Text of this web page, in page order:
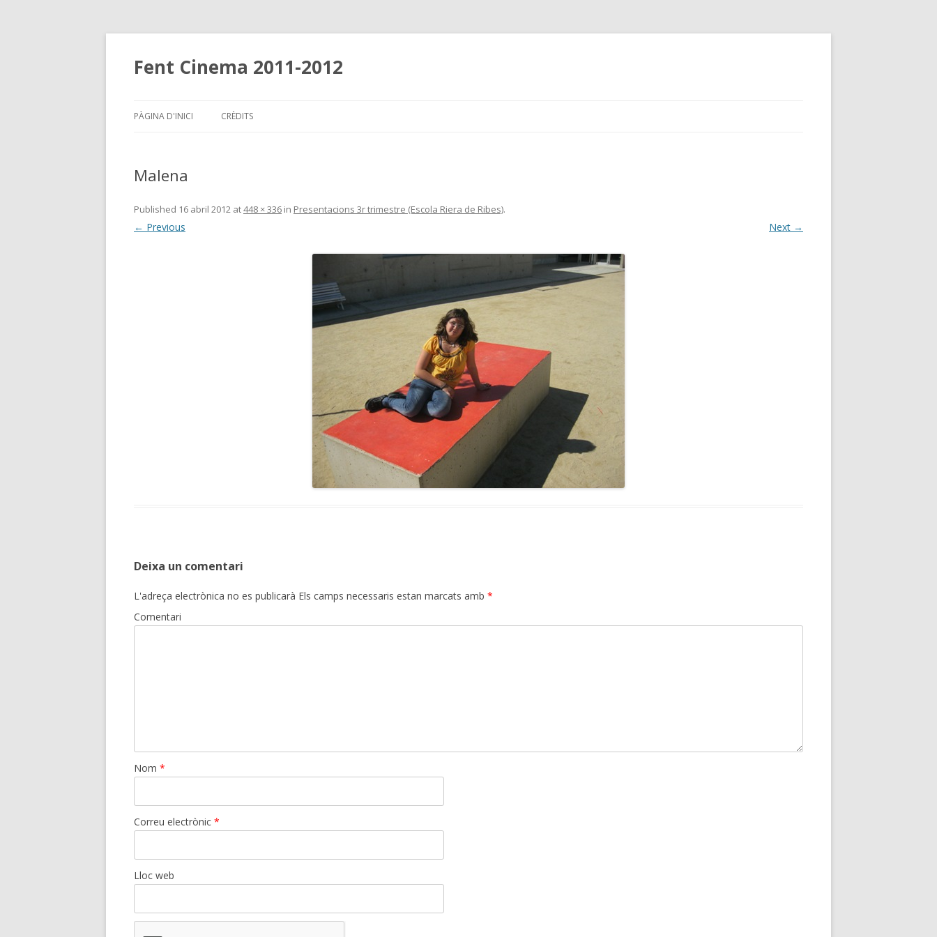
Fent Cinema 2011-2012
PÀGINA D'INICI CRÈDITS
Malena
Published 16 abril 2012 at448 × 336 in Presentacions 3r trimestre (Escola Riera de Ribes).
← Previous Next →
Deixa un comentari
L'adreça electrònica no es publicarà Els camps necessaris estan marcats amb *
Comentari
Nom *
Correu electrònic *
Lloc web